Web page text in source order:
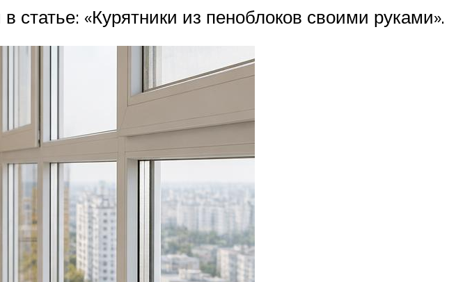
статье: «Курятники из пеноблоков своими руками».